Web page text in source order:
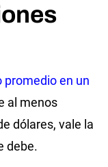
promedio en un
al menos
dólares, vale la
debe.